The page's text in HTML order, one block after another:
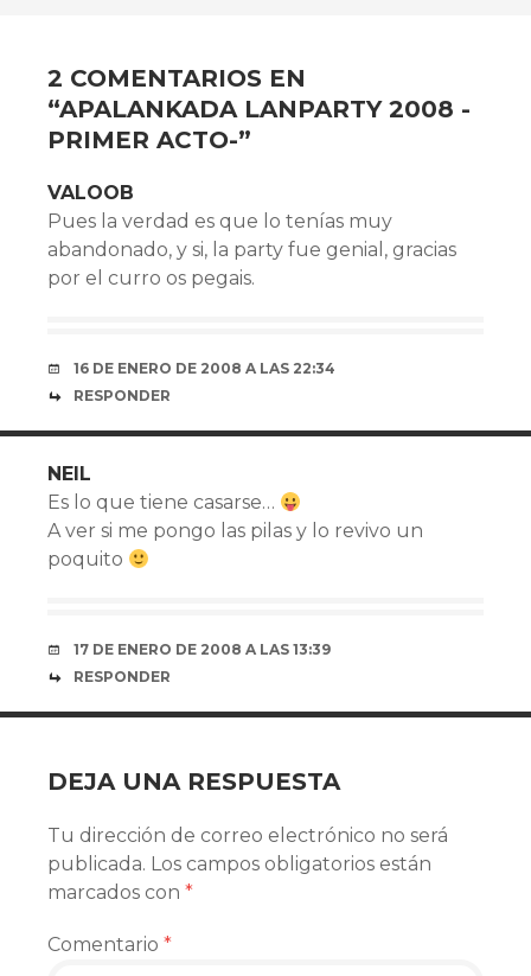
ARTÍCULOS
2 COMENTARIOS EN
“APALANKADA LANPARTY 2008 -
PRIMER ACTO-”
VALOOB
Pues la verdad es que lo tení­as muy
abandonado, y si, la party fue genial, gracias
por el curro os pegais.
16 DE ENERO DE 2008 A LAS 22:34
RESPONDER
NEIL
Es lo que tiene casarse…
A ver si me pongo las pilas y lo revivo un
poquito
17 DE ENERO DE 2008 A LAS 13:39
RESPONDER
DEJA UNA RESPUESTA
Tu dirección de correo electrónico no será
publicada. Los campos obligatorios están
marcados con *
Comentario *